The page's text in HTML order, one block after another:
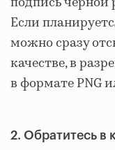
Если
можно сразу
качестве, в
в формате PNG
2. Обратитесь в